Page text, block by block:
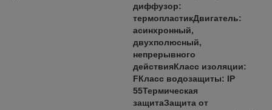
диффузор:
термопластикДвигатель:
асинхронный,
двухполюсный,
непрерывного
действияКласс изоляции:
FКласс водозащиты: IP
55Термическая
защитаЗащита от